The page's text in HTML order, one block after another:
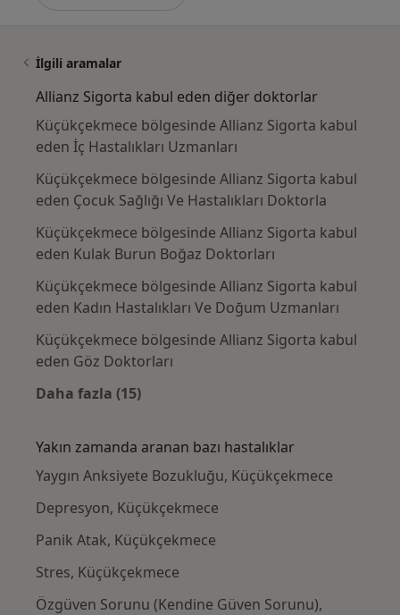
İlgili aramalar
Allianz Sigorta kabul eden diğer doktorlar
Küçükçekmece bölgesinde Allianz Sigorta kabul
eden İç Hastalıkları Uzmanları
Küçükçekmece bölgesinde Allianz Sigorta kabul
eden Çocuk Sağlığı Ve Hastalıkları Doktorla
Küçükçekmece bölgesinde Allianz Sigorta kabul
eden Kulak Burun Boğaz Doktorları
Küçükçekmece bölgesinde Allianz Sigorta kabul
eden Kadın Hastalıkları Ve Doğum Uzmanları
Küçükçekmece bölgesinde Allianz Sigorta kabul
eden Göz Doktorları
Daha fazla (15)
Yakın zamanda aranan bazı hastalıklar
Yaygın Anksiyete Bozukluğu, Küçükçekmece
Depresyon, Küçükçekmece
Panik Atak, Küçükçekmece
Stres, Küçükçekmece
Özgüven Sorunu (Kendine Güven Sorunu),